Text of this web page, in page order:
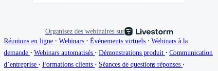
Organisez des webinaires sur
Réunions en ligne ∙ Webinars ∙ Événements virtuels ∙ Webinars à la
demande ∙ Webinars automatisés ∙ Démonstrations produit ∙ Communication
d’entreprise ∙ Formations clients ∙ Séances de questions réponses ∙